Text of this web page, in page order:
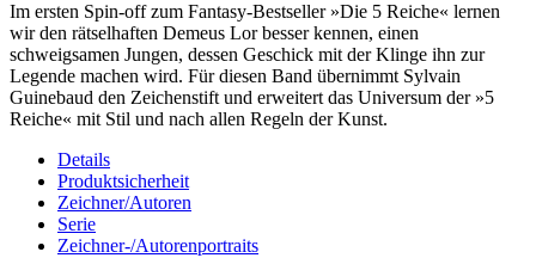
Im ersten Spin-off zum Fantasy-Bestseller »Die 5 Reiche« lernen
wir den rätselhaften Demeus Lor besser kennen, einen
schweigsamen Jungen, dessen Geschick mit der Klinge ihn zur
Legende machen wird. Für diesen Band übernimmt Sylvain
Guinebaud den Zeichenstift und erweitert das Universum der »5
Reiche« mit Stil und nach allen Regeln der Kunst.
Details
Produktsicherheit
Zeichner/Autoren
Serie
Zeichner-/Autorenportraits